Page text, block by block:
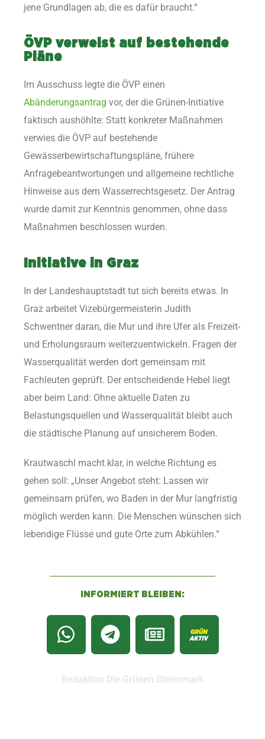
jene Grundlagen ab, die es dafür braucht.“
ÖVP verweist auf bestehende
Pläne
Im Ausschuss legte die ÖVP einen
Abänderungsantrag vor, der die Grünen-Initiative
faktisch aushöhlte: Statt konkreter Maßnahmen
verwies die ÖVP auf bestehende
Gewässerbewirtschaftungspläne, frühere
Anfragebeantwortungen und allgemeine rechtliche
Hinweise aus dem Wasserrechtsgesetz. Der Antrag
wurde damit zur Kenntnis genommen, ohne dass
Maßnahmen beschlossen wurden.
Initiative in Graz
In der Landeshauptstadt tut sich bereits etwas. In
Graz arbeitet Vizebürgermeisterin Judith
Schwentner daran, die Mur und ihre Ufer als Freizeit-
und Erholungsraum weiterzuentwickeln. Fragen der
Wasserqualität werden dort gemeinsam mit
Fachleuten geprüft. Der entscheidende Hebel liegt
aber beim Land: Ohne aktuelle Daten zu
Belastungsquellen und Wasserqualität bleibt auch
die städtische Planung auf unsicherem Boden.
Krautwaschl macht klar, in welche Richtung es
gehen soll: „Unser Angebot steht: Lassen wir
gemeinsam prüfen, wo Baden in der Mur langfristig
möglich werden kann. Die Menschen wünschen sich
lebendige Flüsse und gute Orte zum Abkühlen.“
INFORMIERT BLEIBEN:
Redaktion Die Grünen Steiermark